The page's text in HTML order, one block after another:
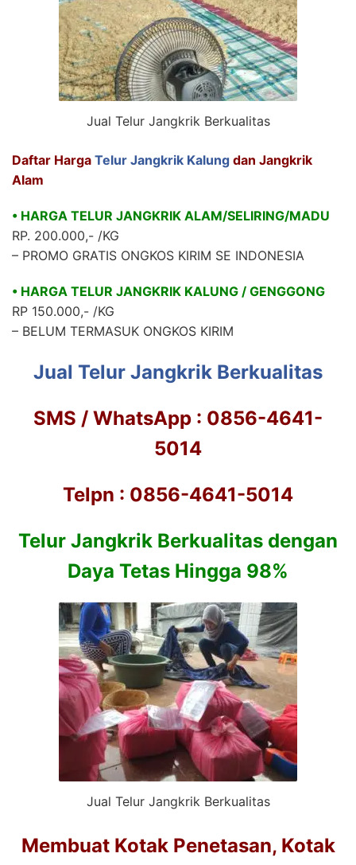
Jual Telur Jangkrik Berkualitas
Daftar Harga Telur Jangkrik Kalung dan Jangkrik
Alam
• HARGA TELUR JANGKRIK ALAM/SELIRING/MADU
RP. 200.000,- /KG
– PROMO GRATIS ONGKOS KIRIM SE INDONESIA
• HARGA TELUR JANGKRIK KALUNG / GENGGONG
RP 150.000,- /KG
– BELUM TERMASUK ONGKOS KIRIM
Jual Telur Jangkrik Berkualitas
SMS / WhatsApp : 0856-4641-
5014
Telpn : 0856-4641-5014
Telur Jangkrik Berkualitas dengan
Daya Tetas Hingga 98%
Jual Telur Jangkrik Berkualitas
Membuat Kotak Penetasan, Kotak